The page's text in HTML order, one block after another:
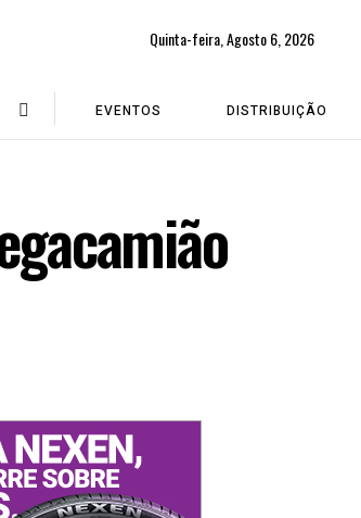
Quinta-feira, Agosto 6, 2026
EVENTOS DISTRIBUIÇÃO